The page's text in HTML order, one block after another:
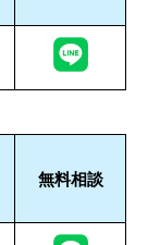
無料相談